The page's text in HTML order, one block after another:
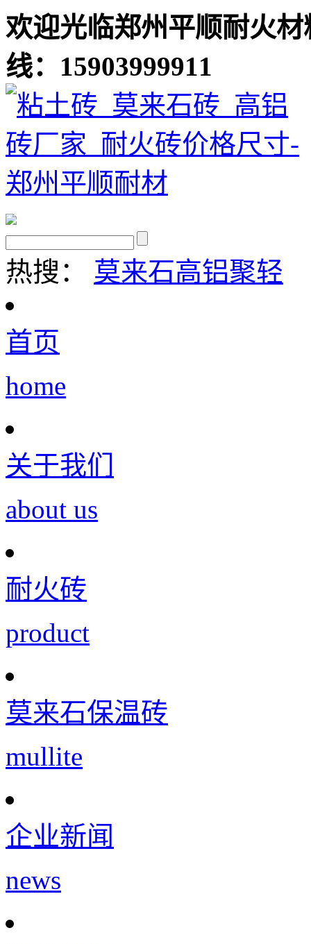
欢迎光临郑州平顺耐火
线：15903999911
热搜： 莫来石高铝聚轻
首页
home
关于我们
about us
耐火砖
product
莫来石保温砖
mullite
企业新闻
news